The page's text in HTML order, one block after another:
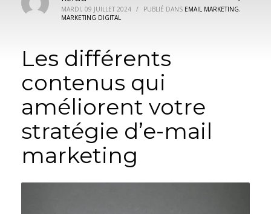
MARDI, 09 JUILLET 2024 / PUBLIÉ DANS EMAIL MARKETING,
MARKETING DIGITAL
Les différents
contenus qui
améliorent votre
stratégie d’e-mail
marketing